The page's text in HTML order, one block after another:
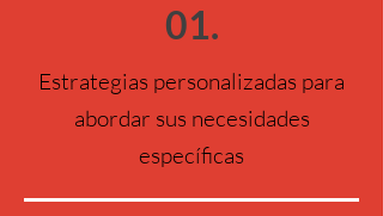
01.
Estrategias personalizadas para
abordar sus necesidades
específicas